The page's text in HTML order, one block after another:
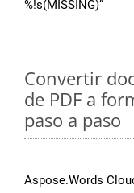
%!s(MISSING)”
Convertir
de PDF a
paso a paso
Aspose.Words